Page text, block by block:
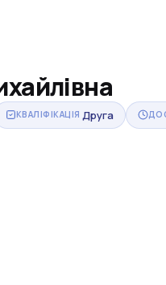
КВАЛІФІКАЦІЯ Друга